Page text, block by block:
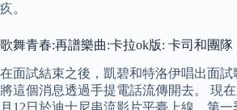
疚。
歌舞青春:再譜樂曲:卡拉ok版: 卡司和團隊
在面試結束之後，凱碧和特洛伊唱出面
將這個消息透過手提電話流傳開去。 現